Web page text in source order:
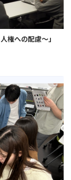
権への配慮～」